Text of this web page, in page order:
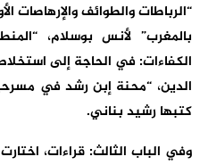
“الرباطات والطوائف والإرهاصات
بالمغرب” لأنس بوسلام،
الكفاءات: في الحاجة إلى
الدين، “محنة إبن رشد في
كتبها رشيد بناني.
وفي الباب الثالث: قراءات،